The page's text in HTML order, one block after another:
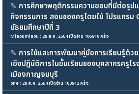
✎ การศึกษาพฤติกรรมความชอบที่มีต่อรูป
กิจกรรมการ สอนของครูโดยใช้ โปรแกรม
มัธยมศึกษาปีที่ 3
Miaoumiaou : 28 ส.ค. 2564 เปิดอ่าน 106910 ครั้ง
✎ การใช้และการพัฒนาคู่มือการเรียนรู้ด้ว
เชิงปฏิบัติการในชั้นเรียนของบุคลากรครูโ
เมืองกาญจนบุรี
one : 28 ส.ค. 2564 เปิดอ่าน 103912 ครั้ง